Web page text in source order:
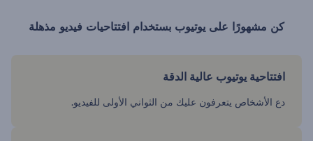
كن مشهورًا على يوتيوب بستخدام افتتاحيات فيديو مذهلة
افتتاحية يوتيوب عالية الدقة
دع الأشخاص يتعرفون عليك من الثواني الأولى للفيديو.